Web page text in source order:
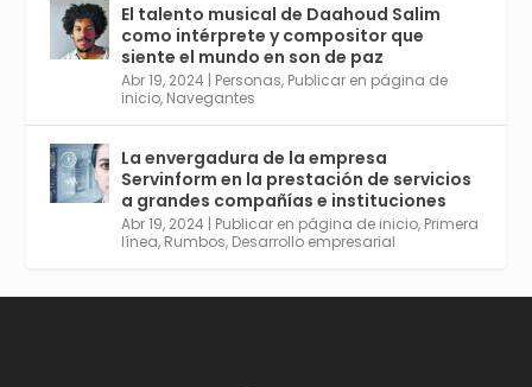
Avata
Sevilla World @worldsevilla ·
30 Abr 2024
Aprovéchalo si vives en Sevilla capital o
provincia. Curso gratuito en Internet de las
Cosas, Inteligencia Artificial y Smart Cities
plazo acaba el 2 de mayo. Dota de gran
empleabilidad. Ver y enlace a inscripción:
https://tinyurl.com/yu5xhwjr
El talento musical de Daahoud Salim
como intérprete y compositor que
siente el mundo en son de paz
Abr 19, 2024 | Personas, Publicar en página de
inicio, Navegantes
La envergadura de la empresa
Servinform en la prestación de servicios
a grandes compañías e instituciones
Abr 19, 2024 | Publicar en página de inicio, Primera
línea, Rumbos, Desarrollo empresarial